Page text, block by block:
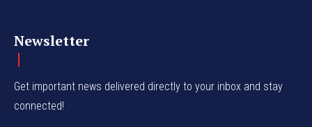
Newsletter
Get important news delivered directly to your inbox and stay
connected!